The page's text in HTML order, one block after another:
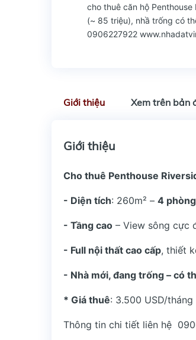
cho thuê căn hộ
(~ 85 triệu), nhầ trống có
0906227922
Giới thiệu Xem trên bản
Giới thiệu
Cho thuê Penthouse
- Diện tích: 260m² – 4
- Tầng cao – View sông cực
- Full nội thất cao cấp, thiết
- Nhà mới, đang trống – có
* Giá thuê: 3.500 USD/
Thông tin chi tiết liên hệ